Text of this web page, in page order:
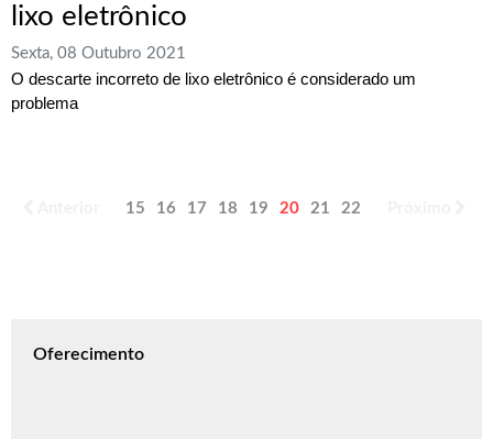
lixo eletrônico
Sexta, 08 Outubro 2021
O descarte incorreto de lixo eletrônico é considerado um
problema
15 16 17 18 19 20 21 22
Oferecimento